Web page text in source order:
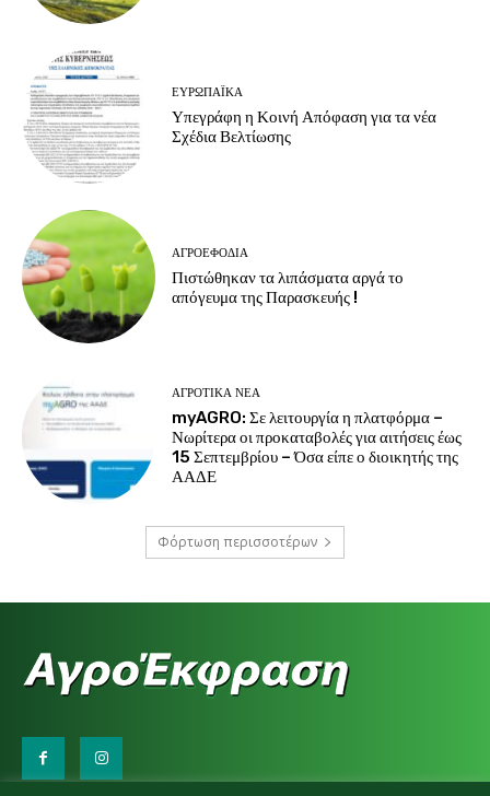
ΕΥΡΩΠΑΪΚΆ
Υπεγράφη η Κοινή Απόφαση για τα νέα
Σχέδια Βελτίωσης
ΑΓΡΟΕΦΌΔΙΑ
Πιστώθηκαν τα λιπάσματα αργά το
απόγευμα της Παρασκευής !
ΑΓΡΟΤΙΚΆ ΝΈΑ
myAGRO: Σε λειτουργία η πλατφόρμα –
Νωρίτερα οι προκαταβολές για αιτήσεις έως
15 Σεπτεμβρίου – Όσα είπε ο διοικητής της
ΑΑΔΕ
Φόρτωση περισσοτέρων